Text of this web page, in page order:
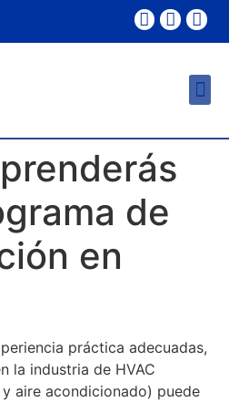
de
en
práctica adecuadas,
la industria de HVAC
aire acondicionado) puede